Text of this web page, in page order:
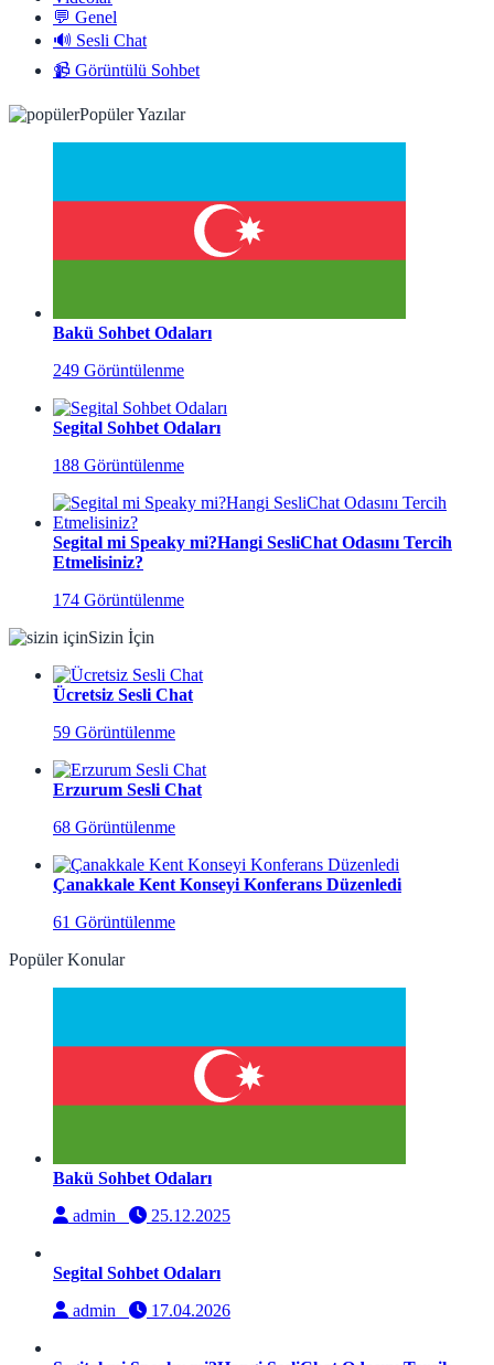
💬 Genel
🔊 Sesli Chat
📹 Görüntülü Sohbet
Popüler Yazılar
Bakü Sohbet Odaları
249 Görüntülenme
Segital Sohbet Odaları
188 Görüntülenme
Segital mi Speaky mi?Hangi SesliChat Odasını Tercih
Etmelisiniz?
174 Görüntülenme
Sizin İçin
Ücretsiz Sesli Chat
59 Görüntülenme
Erzurum Sesli Chat
68 Görüntülenme
Çanakkale Kent Konseyi Konferans Düzenledi
61 Görüntülenme
Popüler Konular
Bakü Sohbet Odaları
admin
25.12.2025
Segital Sohbet Odaları
admin
17.04.2026